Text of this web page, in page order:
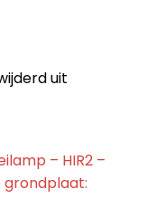
uit